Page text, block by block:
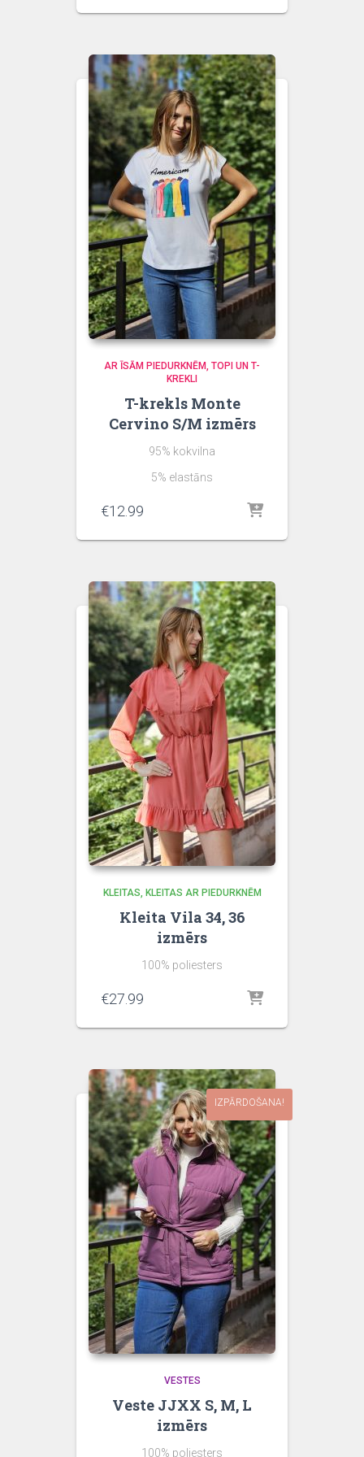
AR ĪSĀM PIEDURKNĒM TOPI UN T-
KREKLI
T-krekls Monte
Cervino S/M izmērs
95% kokvilna
5% elastāns
€12.99
KLEITAS KLEITAS AR PIEDURKNĒM
Kleita Vila 34, 36
izmērs
100% poliesters
€27.99
IZPĀRDOŠANA!
VESTES
Veste JJXX S, M, L
izmērs
100% poliesters